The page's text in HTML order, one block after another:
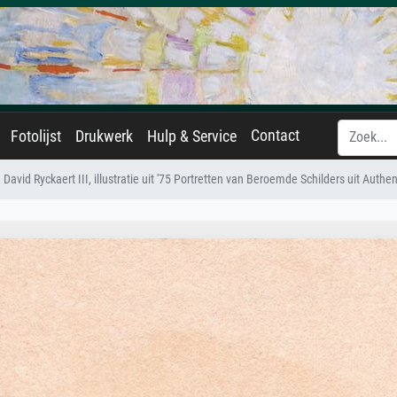
Fotolijst Drukwerk Hulp & Service Contact
David Ryckaert III, illustratie uit '75 Portretten van Beroemde Schilders uit